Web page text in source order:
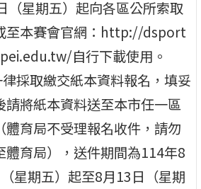
（星期五）起向各區公所索取
至本賽會官網：http://dsport
自行下載使用。
採取繳交紙本資料報名，填妥
請將紙本資料送至本市任一區
體育局不受理報名收件，請勿
體育局），送件期間為114年8
星期五）起至8月13日（星期